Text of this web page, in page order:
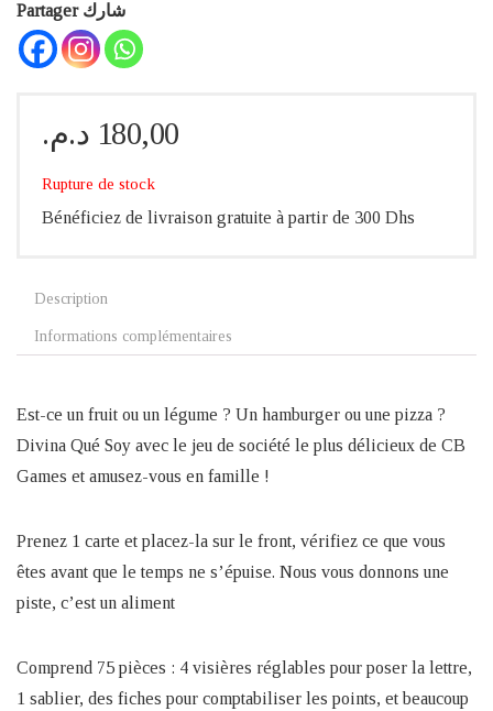
Partager شارك
180,00 د.م.
Rupture de stock
Bénéficiez de livraison gratuite à partir de 300 Dhs
Description
Informations complémentaires
Est-ce un fruit ou un légume ? Un hamburger ou une pizza ?
Divina Qué Soy avec le jeu de société le plus délicieux de CB
Games et amusez-vous en famille !
Prenez 1 carte et placez-la sur le front, vérifiez ce que vous
êtes avant que le temps ne s’épuise. Nous vous donnons une
piste, c’est un aliment
Comprend 75 pièces : 4 visières réglables pour poser la lettre,
1 sablier, des fiches pour comptabiliser les points, et beaucoup